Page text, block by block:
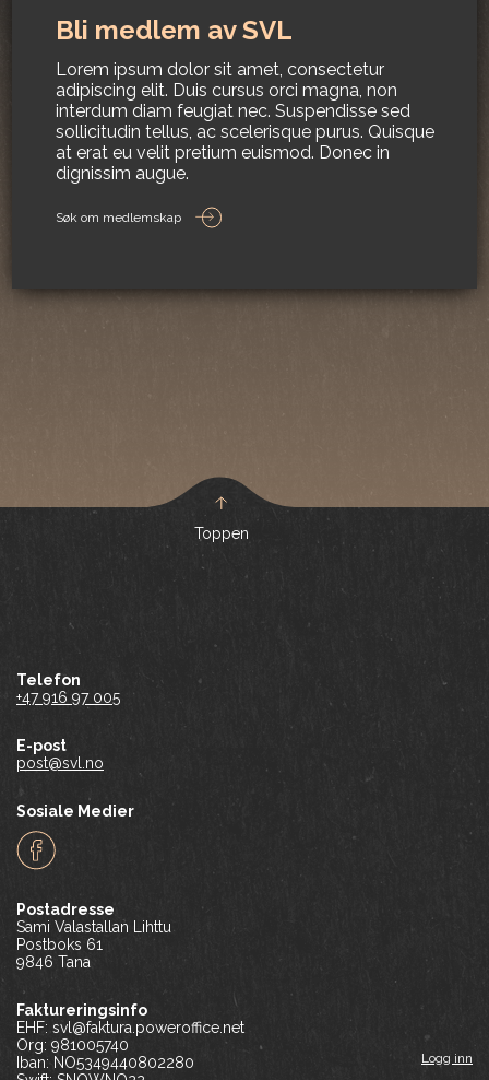
Bli medlem av SVL
Lorem ipsum dolor sit amet, consectetur
adipiscing elit. Duis cursus orci magna, non
interdum diam feugiat nec. Suspendisse sed
sollicitudin tellus, ac scelerisque purus. Quisque
at erat eu velit pretium euismod. Donec in
dignissim augue.
Søk om medlemskap
Toppen
Telefon
+47 916 97 005
E-post
post@svl.no
Sosiale Medier
Postadresse
Sami Valastallan Lihttu
Postboks 61
9846 Tana
Faktureringsinfo
EHF: svl@faktura.poweroffice.net
Org: 981005740
Iban: NO5349440802280
Logg inn